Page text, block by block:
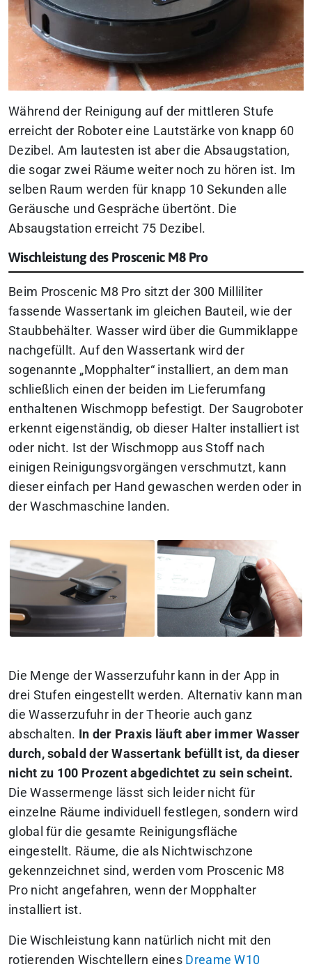
Während der Reinigung auf der mittleren Stufe
erreicht der Roboter eine Lautstärke von knapp 60
Dezibel. Am lautesten ist aber die Absaugstation,
die sogar zwei Räume weiter noch zu hören ist. Im
selben Raum werden für knapp 10 Sekunden alle
Geräusche und Gespräche übertönt. Die
Absaugstation erreicht 75 Dezibel.
Wischleistung des Proscenic M8 Pro
Beim Proscenic M8 Pro sitzt der 300 Milliliter
fassende Wassertank im gleichen Bauteil, wie der
Staubbehälter. Wasser wird über die Gummiklappe
nachgefüllt. Auf den Wassertank wird der
sogenannte „Mopphalter“ installiert, an dem man
schließlich einen der beiden im Lieferumfang
enthaltenen Wischmopp befestigt. Der Saugroboter
erkennt eigenständig, ob dieser Halter installiert ist
oder nicht. Ist der Wischmopp aus Stoff nach
einigen Reinigungsvorgängen verschmutzt, kann
dieser einfach per Hand gewaschen werden oder in
der Waschmaschine landen.
Die Menge der Wasserzufuhr kann in der App in
drei Stufen eingestellt werden. Alternativ kann man
die Wasserzufuhr in der Theorie auch ganz
abschalten. In der Praxis läuft aber immer Wasser
durch, sobald der Wassertank befüllt ist, da dieser
nicht zu 100 Prozent abgedichtet zu sein scheint.
Die Wassermenge lässt sich leider nicht für
einzelne Räume individuell festlegen, sondern wird
global für die gesamte Reinigungsfläche
eingestellt. Räume, die als Nichtwischzone
gekennzeichnet sind, werden vom Proscenic M8
Pro nicht angefahren, wenn der Mopphalter
installiert ist.
Die Wischleistung kann natürlich nicht mit den
rotierenden Wischtellern eines Dreame W10